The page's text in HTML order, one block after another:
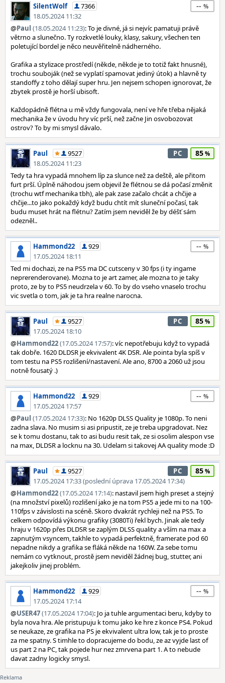
SilentWolf
7366
18.05.2024 11:32
--
@Paul (18.05.2024 11:23): To je divné, já si nejvíc pamatuji právě
větrno a slunečno. Ty rozkvetlé louky, klasy, sakury, všechen ten
poletující bordel je něco neuvěřitelně nádherného.
Grafika a stylizace prostředí (někde, někde je to totiž fakt hnusné),
trochu souboják (než se vyplatí spamovat jediný útok) a hlavně ty
standoffy z toho dělají super hru. Jen nejsem schopen ignorovat, že
zbytek prostě je horší ubisoft.
Každopádně flétna u mě vždy fungovala, není ve hře třeba nějaká
mechanika že v úvodu hry víc prší, než začne Jin osvobozovat
ostrov? To by mi smysl dávalo.
Paul
9527
18.05.2024 11:23
PC 85
Tedy ta hra vypadá mnohem líp za slunce než za deště, ale přitom
furt prší. Úplně náhodou jsem objevil že flétnou se dá počasí změnit
(trochu wtf mechanika tbh), ale pak zase začalo chcát a chčije a
chčije...to jako pokaždý když budu chtít mít sluneční počasí, tak
budu muset hrát na flétnu? Zatím jsem neviděl že by déšť sám
odezněl..
Hammond22
929
17.05.2024 18:11
--
Ted mi dochazi, ze na PS5 ma DC cutsceny v 30 fps (i ty ingame
neprerenderovane). Mozna to je art zamer, ale mozna to je taky
proto, ze by to PS5 neudrzela v 60. To by do vseho vnaselo trochu
vic svetla o tom, jak je ta hra realne narocna.
Paul
9527
17.05.2024 18:10
PC 85
@Hammond22(17.05.2024 17:57): víc nepotřebuju když to vypadá
tak dobře. 1620 DLDSR je ekvivalent 4K DSR. Ale pointa byla spíš v
tom testu na PS5 rozlišení/nastavení. Ale ano, 8700 a 2060 už jsou
notně fousatý .)
Hammond22
929
17.05.2024 17:57
--
@Paul (17.05.2024 17:33): No 1620p DLSS Quality je 1080p. To neni
zadna slava. No musim si asi pripustit, ze je treba upgradovat. Nez
se k tomu dostanu, tak to asi budu resit tak, ze si osolim alespon vse
na max, DLDSR a locknu na 30. Udelam si takovej AA quality mode :D
Paul
9527
17.05.2024 17:33 (poslední úprava 17.05.2024 17:34)
PC 85
@Hammond22(17.05.2024 17:14): nastavil jsem high preset a stejný
(na množství pixelů) rozlišení jako je na tom PS5 a jede mi to na 100-
110fps v závislosti na scéně. Skoro dvakrát rychleji než na PS5. To
celkem odpovídá výkonu grafiky (3080Ti) řekl bych. Jinak ale tedy
hraju v 1620p přes DLDSR se zaplým DLSS quality a vším na max a
zapnutým vsyncem, takhle to vypadá perfektně, framerate pod 60
nepadne nikdy a grafika se fláká někde na 160W. Za sebe tomu
nemám co vytknout, prostě jsem neviděl žádnej bug, stutter, ani
jakejkoliv jinej problém.
Hammond22
929
17.05.2024 17:14
--
@USER47(17.05.2024 17:04): Jo ja tuhle argumentaci beru, kdyby to
byla nova hra. Ale pristupuju k tomu jako ke hre z konce PS4. Pokud
se neukaze, ze grafika na PS je ekvivalent ultra low, tak je to proste
za me spatny. S timhle to dopracujeme do bodu, ze az vyjde last of
us part 2 na PC, tak pojede hur nez zmrvena part 1. A to nebude
davat zadny logicky smysl.